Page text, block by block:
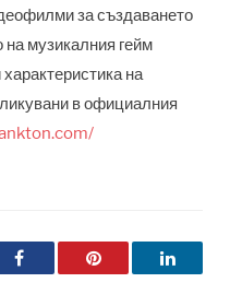
за създаването
музикалния гейм
на
в официалния
Facebook Pinterest